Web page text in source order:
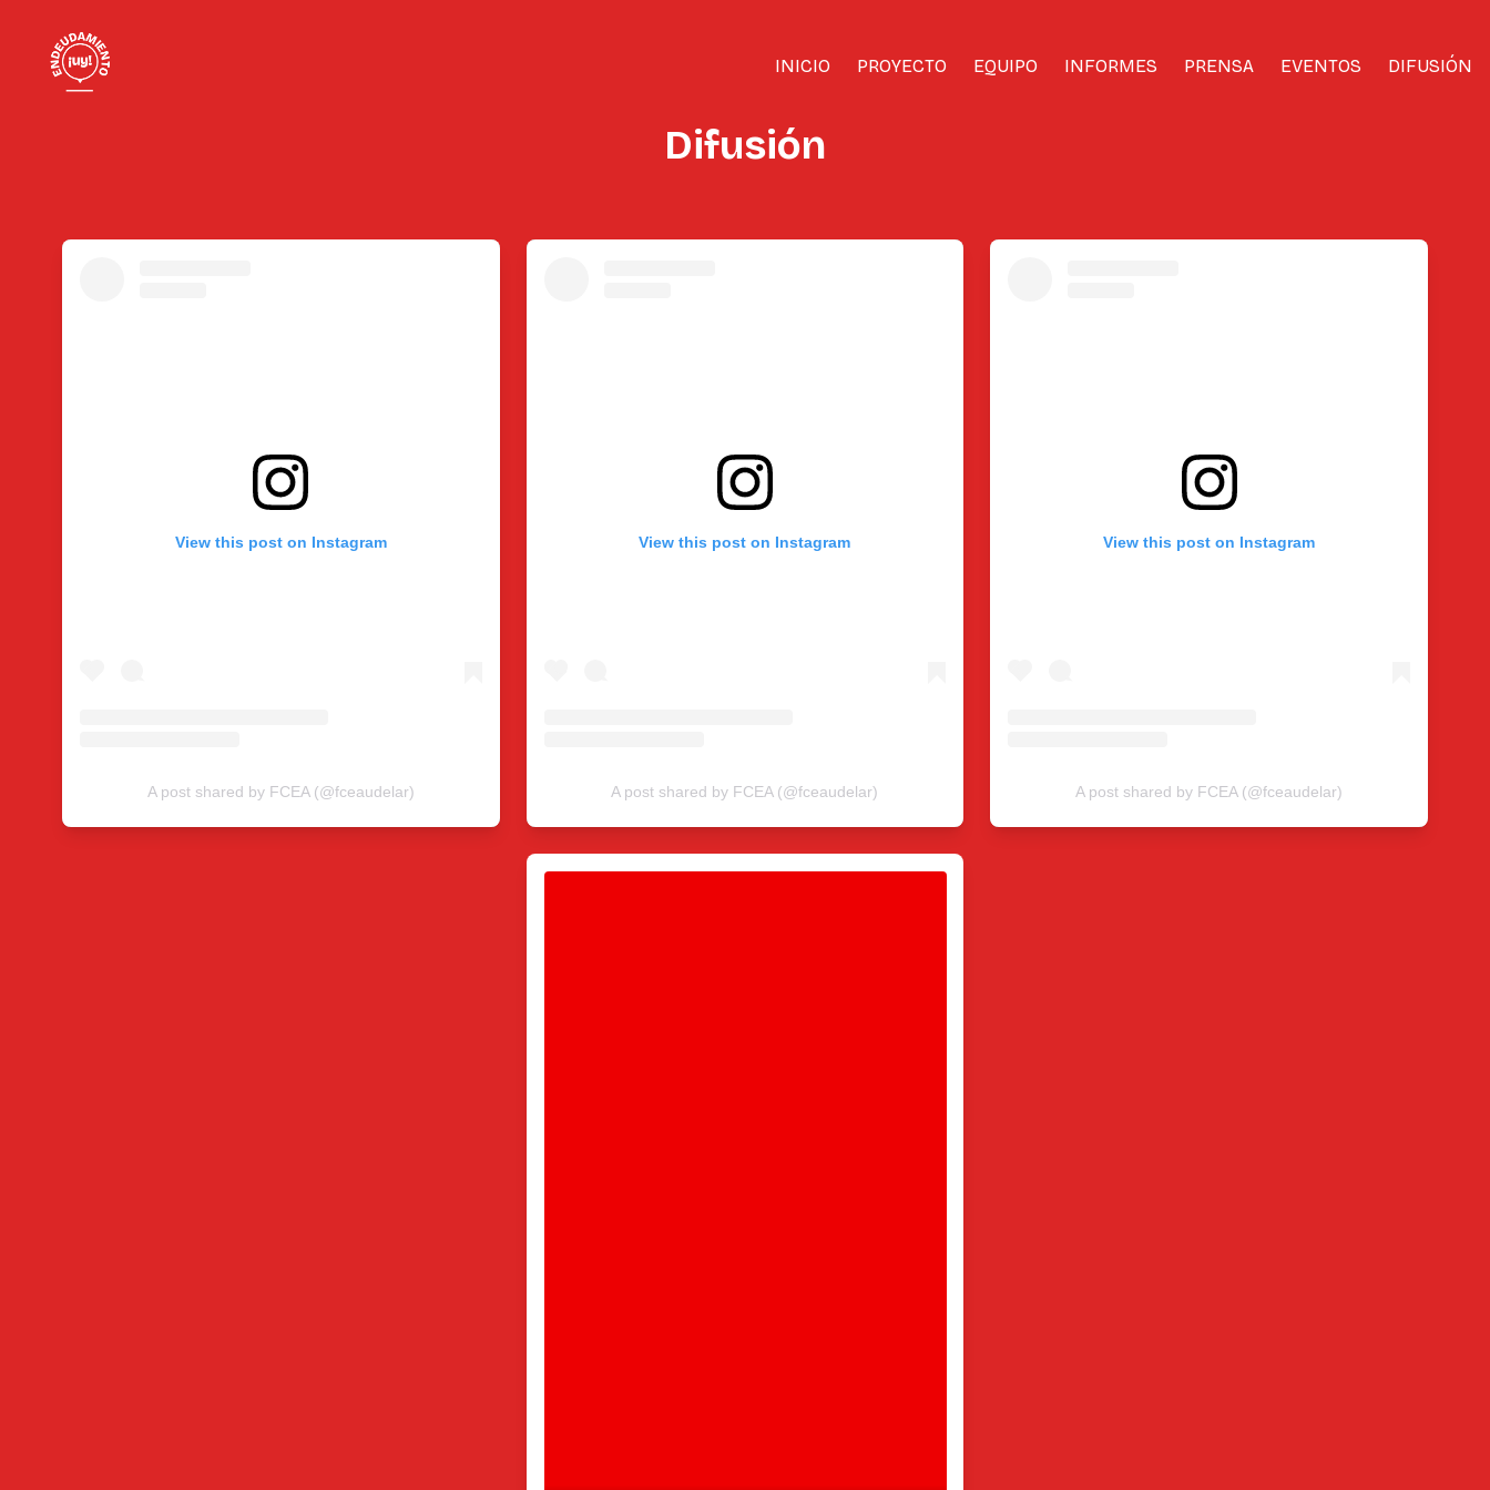
INICIO PROYECTO EQUIPO INFORMES PRENSA EVENTOS DIFUSIÓN
Difusión
View this post on Instagram
A post shared by FCEA (@fceaudelar)
View this post on Instagram
A post shared by FCEA (@fceaudelar)
View this post on Instagram
A post shared by FCEA (@fceaudelar)